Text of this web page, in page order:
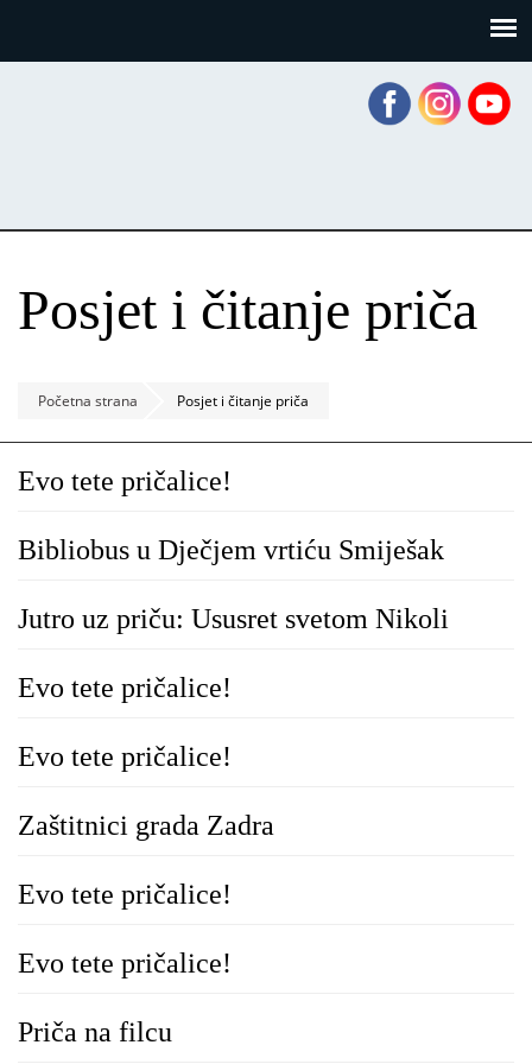
Posjet i čitanje priča
Početna strana Posjet i čitanje priča
Evo tete pričalice!
Bibliobus u Dječjem vrtiću Smiješak
Jutro uz priču: Ususret svetom Nikoli
Evo tete pričalice!
Evo tete pričalice!
Zaštitnici grada Zadra
Evo tete pričalice!
Evo tete pričalice!
Priča na filcu